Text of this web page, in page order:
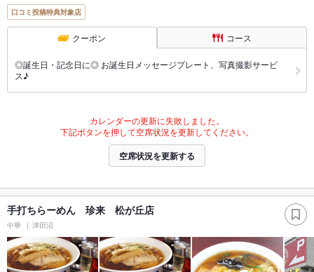
口コミ投稿特典対象店
クーポン コース
◎誕生日・記念日に◎ お誕生日メッセージプレート、写真撮影サービ
ス♪
カレンダーの更新に失敗しました。
下記ボタンを押して空席状況を更新してください。
空席状況を更新する
手打ちらーめん 珍来 松が丘店
中華 津田沼